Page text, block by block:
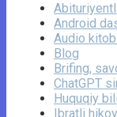
Android
Audio
Blog
Brifing,
ChatGPT
Huquqiy
Ibratli